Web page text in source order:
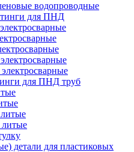
водопроводные
для ПНД
для ПНД труб
детали для пластиковых